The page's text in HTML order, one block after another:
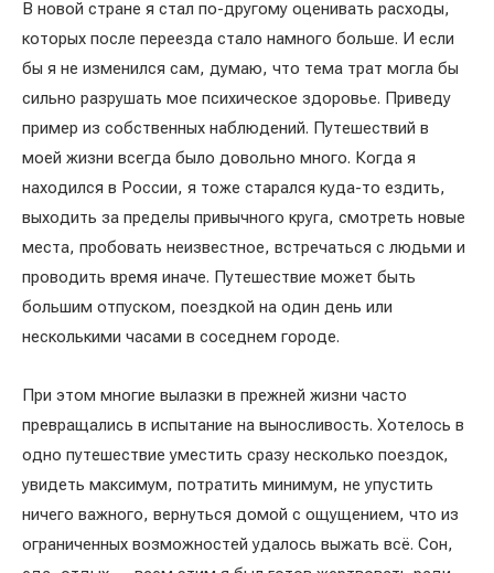
В новой стране я стал по-другому оценивать расходы,
которых после переезда стало намного больше. И если
бы я не изменился сам, думаю, что тема трат могла бы
сильно разрушать мое психическое здоровье. Приведу
пример из собственных наблюдений. Путешествий в
моей жизни всегда было довольно много. Когда я
находился в России, я тоже старался куда-то ездить,
выходить за пределы привычного круга, смотреть новые
места, пробовать неизвестное, встречаться с людьми и
проводить время иначе. Путешествие может быть
большим отпуском, поездкой на один день или
несколькими часами в соседнем городе.
При этом многие вылазки в прежней жизни часто
превращались в испытание на выносливость. Хотелось в
одно путешествие уместить сразу несколько поездок,
увидеть максимум, потратить минимум, не упустить
ничего важного, вернуться домой с ощущением, что из
ограниченных возможностей удалось выжать всё. Сон,